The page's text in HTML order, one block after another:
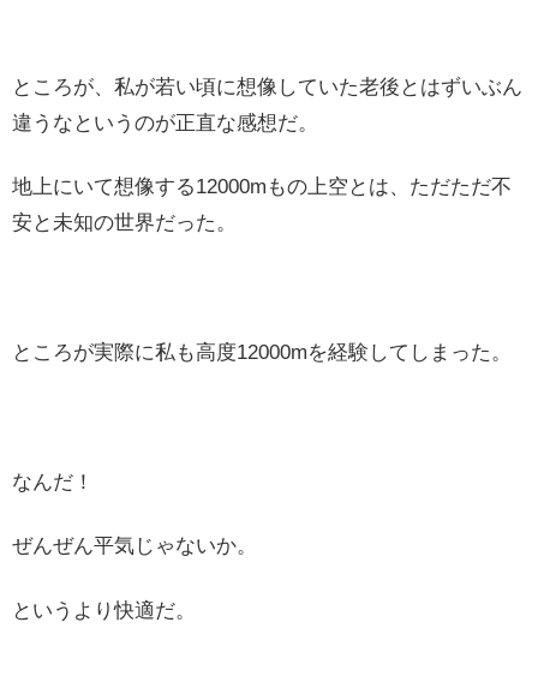
ところが、私が若い頃に想像していた老後とはずいぶん
違うなというのが正直な感想だ。
地上にいて想像する12000mもの上空とは、ただただ不
安と未知の世界だった。
ところが実際に私も高度12000mを経験してしまった。
なんだ！
ぜんぜん平気じゃないか。
というより快適だ。